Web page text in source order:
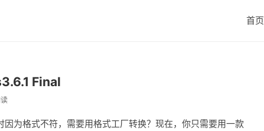
首页
Final
为格式不符，需要用格式工厂转换？现在，你只需要用一款